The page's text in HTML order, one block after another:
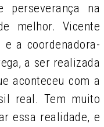
perseverança na
melhor. Vicente
a coordenadora-
a ser realizada
aconteceu com a
real. Tem muito
essa realidade, e